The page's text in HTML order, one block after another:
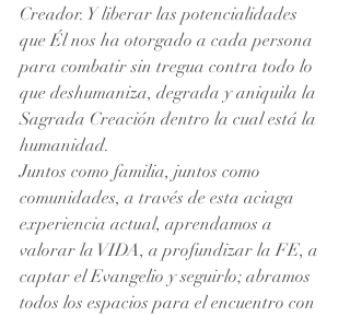
Creador. Y liberar las potencialidades
que Él nos ha otorgado a cada persona
para combatir sin tregua contra todo lo
que deshumaniza, degrada y aniquila la
Sagrada Creación dentro la cual está la
humanidad.
Juntos como familia, juntos como
comunidades, a través de esta aciaga
experiencia actual, aprendamos a
valorar la VIDA, a profundizar la FE, a
captar el Evangelio y seguirlo; abramos
todos los espacios para el encuentro con